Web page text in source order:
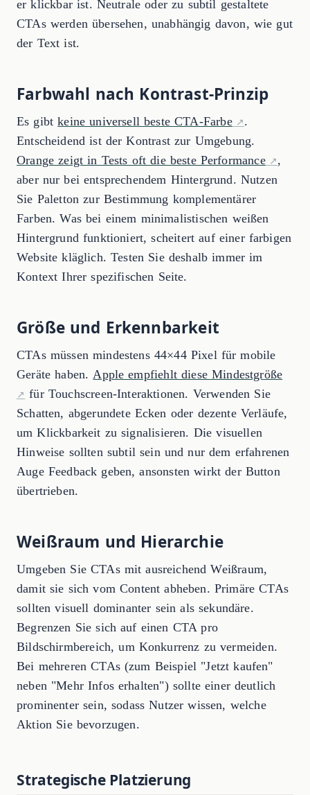
er klickbar ist. Neutrale oder zu subtil gestaltete
CTAs werden übersehen, unabhängig davon, wie gut
der Text ist.
Farbwahl nach Kontrast-Prinzip
Es gibtkeine universell beste CTA-Farbe
.
Entscheidend ist der Kontrast zur Umgebung.
Orange zeigt in Tests oft die beste Performance
,
aber nur bei entsprechendem Hintergrund. Nutzen
Sie Paletton zur Bestimmung komplementärer
Farben. Was bei einem minimalistischen weißen
Hintergrund funktioniert, scheitert auf einer farbigen
Website kläglich. Testen Sie deshalb immer im
Kontext Ihrer spezifischen Seite.
Größe und Erkennbarkeit
CTAs müssen mindestens 44×44 Pixel für mobile
Geräte haben.Apple empfiehlt diese Mindestgröße
für Touchscreen-Interaktionen. Verwenden Sie
Schatten, abgerundete Ecken oder dezente Verläufe,
um Klickbarkeit zu signalisieren. Die visuellen
Hinweise sollten subtil sein und nur dem erfahrenen
Auge Feedback geben, ansonsten wirkt der Button
übertrieben.
Weißraum und Hierarchie
Umgeben Sie CTAs mit ausreichend Weißraum,
damit sie sich vom Content abheben. Primäre CTAs
sollten visuell dominanter sein als sekundäre.
Begrenzen Sie sich auf einen CTA pro
Bildschirmbereich, um Konkurrenz zu vermeiden.
Bei mehreren CTAs (zum Beispiel "Jetzt kaufen"
neben "Mehr Infos erhalten") sollte einer deutlich
prominenter sein, sodass Nutzer wissen, welche
Aktion Sie bevorzugen.
Strategische Platzierung